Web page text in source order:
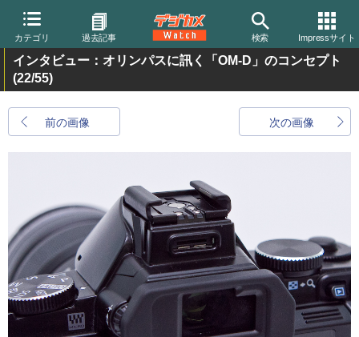
カテゴリ 過去記事 検索 Impressサイト
インタビュー：オリンパスに訊く「OM-D」のコンセプト
(22/55)
前の画像 次の画像